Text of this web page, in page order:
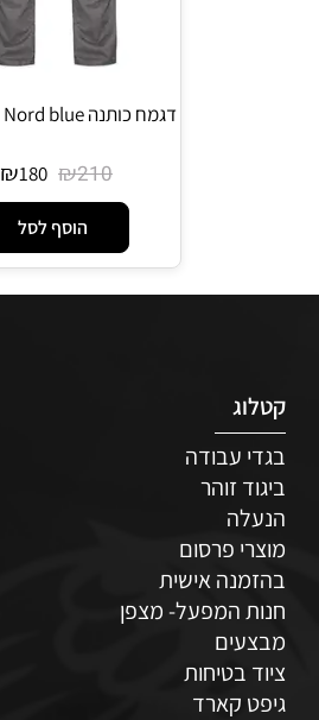
דגמח כותנה TORDEN Nord blue
₪210
₪180
הוסף לסל
קטלוג
בגדי עבודה
ביגוד זוהר
הנעלה
מוצרי פרסום
בהזמנה אישית
חנות המפעל- מצפן
מבצעים
ציוד בטיחות
גיפט קארד